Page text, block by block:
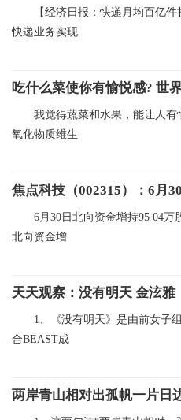
【经济日报：快递月均百亿
快递业务实现
吃什么菜使你有愉悦感? 世
我觉得蔬菜和水果，能让人
氧化物质维生
焦点科技（002315）：6月
6月30日北向资金增持95 04
北向资金增
1、《没有明天》是由前女子
合BEAST成